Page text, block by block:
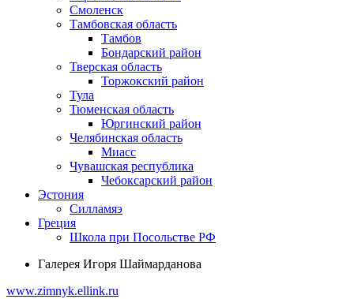
Смоленск
Тамбовская область
Тамбов
Бондарский район
Тверская область
Торжокский район
Тула
Тюменская область
Юргинский район
Челябинская область
Миасс
Чувашская республика
Чебоксарский район
Эстония
Силламяэ
Греция
Школа при Посольстве РФ
Галерея Игоря Шаймарданова
www.zimnyk.ellink.ru